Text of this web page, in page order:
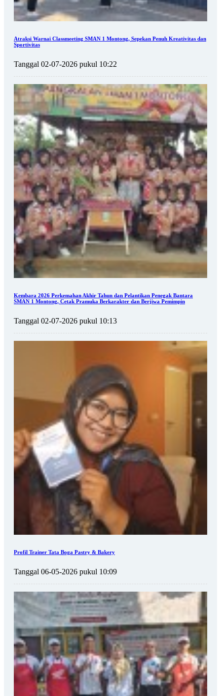
Atraksi Warnai Classmeeting SMAN 1 Montong, Sepekan Penuh Kreativitas dan
Sportivitas
Tanggal 02-07-2026 pukul 10:22
Kembara 2026 Perkemahan Akhir Tahun dan Pelantikan Penegak Bantara
SMAN 1 Montong, Cetak Pramuka Berkarakter dan Berjiwa Pemimpin
Tanggal 02-07-2026 pukul 10:13
Profil Trainer Tata Boga Pastry & Bakery
Tanggal 06-05-2026 pukul 10:09